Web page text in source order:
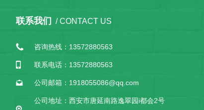
联系我们 / CONTACT US
咨询热线：13572880563
联系电话：13572880563
公司邮箱：1918055086@qq.com
公司地址：西安市唐延南路逸翠园i都会2号